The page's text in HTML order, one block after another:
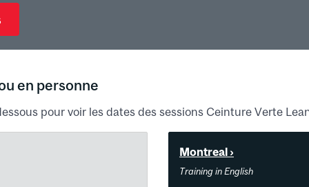
en personne
pour voir les dates des sessions Ceinture Verte
Montreal ›
Training in English